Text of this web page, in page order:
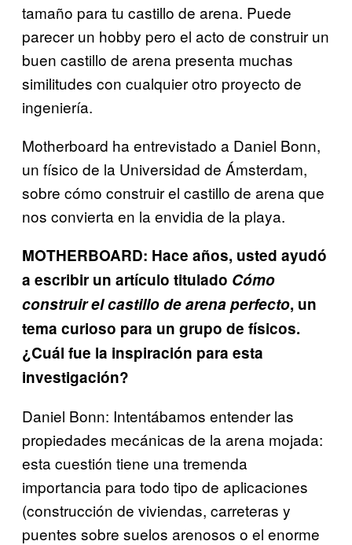
tamaño para tu castillo de arena. Puede
parecer un hobby pero el acto de construir un
buen castillo de arena presenta muchas
similitudes con cualquier otro proyecto de
ingeniería.
Motherboard ha entrevistado a Daniel Bonn,
un físico de la Universidad de Ámsterdam,
sobre cómo construir el castillo de arena que
nos convierta en la envidia de la playa.
MOTHERBOARD: Hace años, usted ayudó
a escribir un artículo titulado Cómo
construir el castillo de arena perfecto, un
tema curioso para un grupo de físicos.
¿Cuál fue la inspiración para esta
investigación?
Daniel Bonn: Intentábamos entender las
propiedades mecánicas de la arena mojada:
esta cuestión tiene una tremenda
importancia para todo tipo de aplicaciones
(construcción de viviendas, carreteras y
puentes sobre suelos arenosos o el enorme